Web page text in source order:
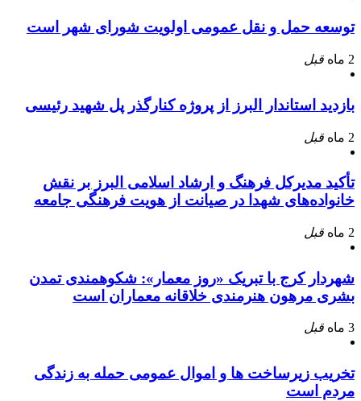
توسعه حمل و نقل عمومی اولویت شورای شهر است
2 ماه قبل
بازدید استاندار البرز از پروژه کنارگذر پل شهید رئیسی
2 ماه قبل
تأکید مدیرکل فرهنگ و ارشاد اسلامی البرز بر نقش
خانواده‌های شهدا در صیانت از هویت فرهنگی جامعه
2 ماه قبل
شهردار کرج با تبریک «روز معمار»: شکوهمندی تمدن
بشری مرهون هنرمندی خلاقانه معماران است
3 ماه قبل
تخریب زیرساخت ها و اموال عمومی حمله به زندگی
مردم است